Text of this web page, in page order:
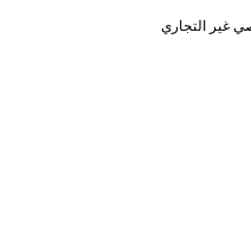
غير التجاري